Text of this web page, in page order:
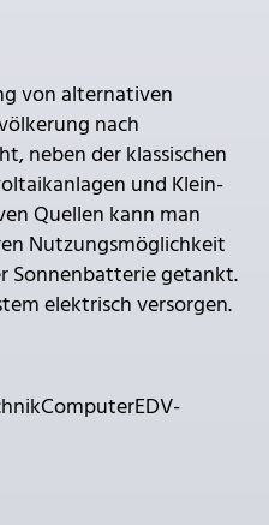
von alternativen
nach
neben der klassischen
und Klein-
Quellen kann man
Nutzungsmöglichkeit
Sonnenbatterie getankt.
elektrisch versorgen.